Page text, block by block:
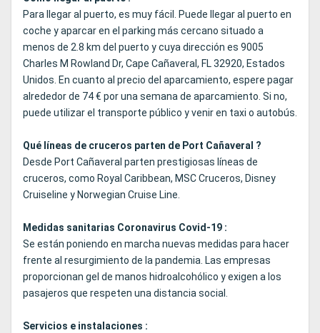
Para llegar al puerto, es muy fácil. Puede llegar al puerto en
coche y aparcar en el parking más cercano situado a
menos de 2.8 km del puerto y cuya dirección es 9005
Charles M Rowland Dr, Cape Cañaveral, FL 32920, Estados
Unidos. En cuanto al precio del aparcamiento, espere pagar
alrededor de 74 € por una semana de aparcamiento. Si no,
puede utilizar el transporte público y venir en taxi o autobús.
Qué líneas de cruceros parten de Port Cañaveral ?
Desde Port Cañaveral parten prestigiosas líneas de
cruceros, como Royal Caribbean, MSC Cruceros, Disney
Cruiseline y Norwegian Cruise Line.
Medidas sanitarias Coronavirus Covid-19 :
Se están poniendo en marcha nuevas medidas para hacer
frente al resurgimiento de la pandemia. Las empresas
proporcionan gel de manos hidroalcohólico y exigen a los
pasajeros que respeten una distancia social.
Servicios e instalaciones :